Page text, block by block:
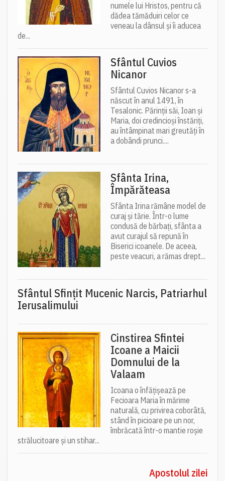
numele lui Hristos, pentru că
dădea tămăduiri celor ce
veneau la dânsul și îi aducea
de...
Sfântul Cuvios
Nicanor
Sfântul Cuvios Nicanor s-a
născut în anul 1491, în
Tesalonic. Părinții săi, Ioan și
Maria, doi credincioși înstăriți,
au întâmpinat mari greutăți în
a dobândi prunci....
Sfânta Irina,
Împărăteasa
Sfânta Irina rămâne model de
curaj și tărie. Într-o lume
condusă de bărbați, sfânta a
avut curajul să repună în
Biserici icoanele. De aceea,
peste veacuri, a rămas drept...
Sfântul Sfinţit Mucenic Narcis, Patriarhul
Ierusalimului
Cinstirea Sfintei
Icoane a Maicii
Domnului de la
Valaam
Icoana o înfățișează pe
Fecioara Maria în mărime
naturală, cu privirea coborâtă,
stând în picioare pe un nor,
îmbrăcată într-o mantie roșie
strălucitoare și un stihar...
Apostolul zilei